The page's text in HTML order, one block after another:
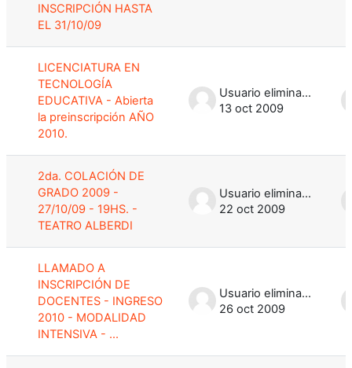
INSCRIPCIÓN HASTA
EL 31/10/09
LICENCIATURA EN
TECNOLOGÍA
EDUCATIVA - Abierta
la preinscripción AÑO
2010.
Usuario eliminado
13 oct 2009
2da. COLACIÓN DE
GRADO 2009 -
27/10/09 - 19HS. -
TEATRO ALBERDI
Usuario eliminado
22 oct 2009
LLAMADO A
INSCRIPCIÓN DE
DOCENTES - INGRESO
2010 - MODALIDAD
INTENSIVA - ...
Usuario eliminado
26 oct 2009